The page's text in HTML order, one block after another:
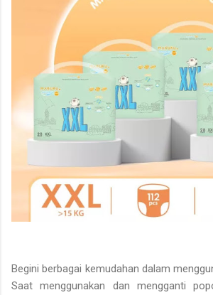
Begini berbagai kemudahan dalam
Saat menggunakan dan mengganti